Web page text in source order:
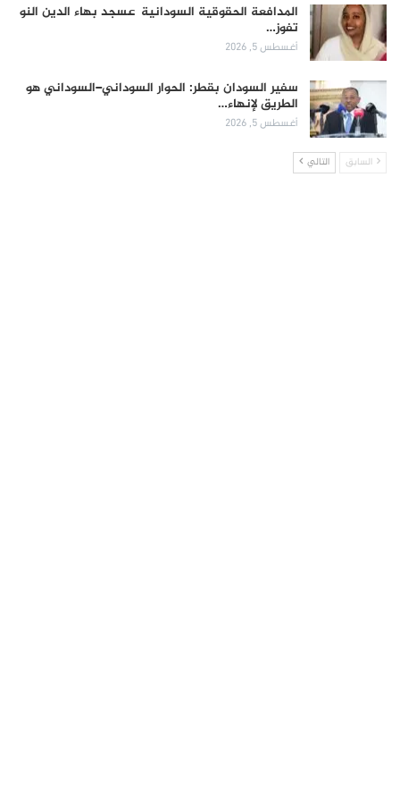
المدافعة الحقوقية السودانية عسجد بهاء الدين النو
تفوز…
أغسطس 5, 2026
سفير السودان بقطر: الحوار السوداني–السوداني هو
الطريق لإنهاء…
أغسطس 5, 2026
السابق التالي